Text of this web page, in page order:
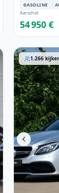
GASOLINE
Aarschot
54 950 €
Mercedes-
1.266